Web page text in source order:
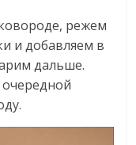
режем
и добавляем в
дальше.